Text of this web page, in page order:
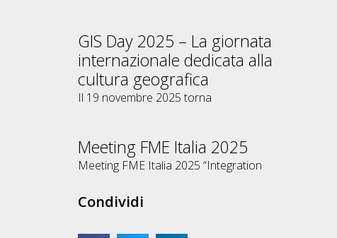
GIS Day 2025 – La giornata
internazionale dedicata alla
cultura geografica
Il 19 novembre 2025 torna
Meeting FME Italia 2025
Meeting FME Italia 2025 “Integration
Condividi